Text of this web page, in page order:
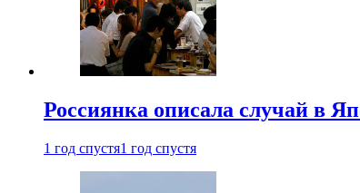
Россиянка описала случай в
1 год спустя1 год спустя